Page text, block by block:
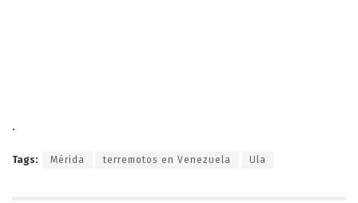
.
Tags: Mérida terremotos en Venezuela Ula